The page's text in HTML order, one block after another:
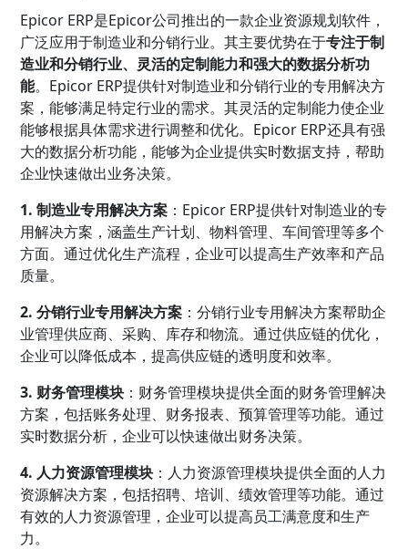
Epicor ERP是Epicor公司推出的一款企业资源规划软件，
广泛应用于制造业和分销行业。其主要优势在于专注于制
造业和分销行业、灵活的定制能力和强大的数据分析功
能。Epicor ERP提供针对制造业和分销行业的专用解决方
案，能够满足特定行业的需求。其灵活的定制能力使企业
能够根据具体需求进行调整和优化。Epicor ERP还具有强
大的数据分析功能，能够为企业提供实时数据支持，帮助
企业快速做出业务决策。
1. 制造业专用解决方案 ：Epicor ERP提供针对制造业的专
用解决方案，涵盖生产计划、物料管理、车间管理等多个
方面。通过优化生产流程，企业可以提高生产效率和产品
质量。
2. 分销行业专用解决方案 ：分销行业专用解决方案帮助企
业管理供应商、采购、库存和物流。通过供应链的优化，
企业可以降低成本，提高供应链的透明度和效率。
3. 财务管理模块 ：财务管理模块提供全面的财务管理解决
方案，包括账务处理、财务报表、预算管理等功能。通过
实时数据分析，企业可以快速做出财务决策。
4. 人力资源管理模块 ：人力资源管理模块提供全面的人力
资源解决方案，包括招聘、培训、绩效管理等功能。通过
有效的人力资源管理，企业可以提高员工满意度和生产
力。